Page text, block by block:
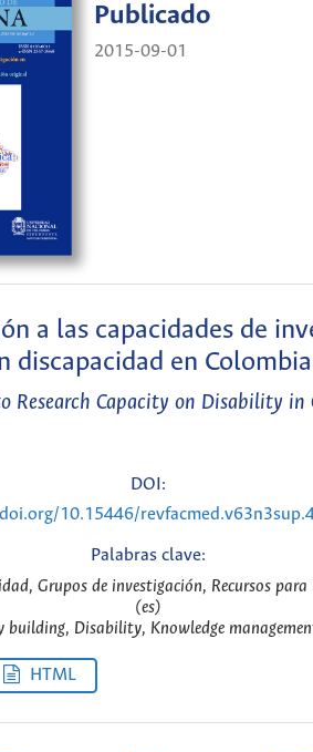
Publicado
2015-09-01
a las capacidades de
discapacidad en Colombia
Research Capacity on Disability in
DOI:
10.15446/
Palabras clave:
Grupos de investigación, Recursos
(es)
building, Disability, Knowledge
HTML